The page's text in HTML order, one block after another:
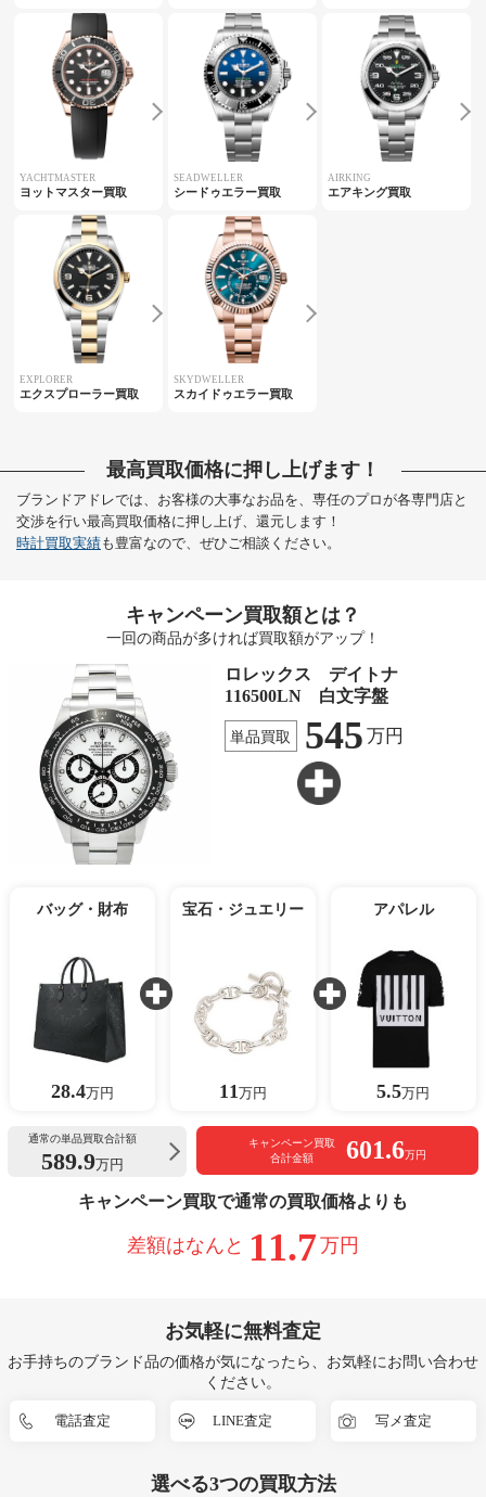
YACHTMASTER
ヨットマスター買取
SEADWELLER
シードゥエラー買取
AIRKING
エアキング買取
EXPLORER
エクスプローラー買取
SKYDWELLER
スカイドゥエラー買取
最高買取価格に押し上げます！
ブランドアドレでは、お客様の大事なお品を、専任のプロが各専門店と
交渉を行い最高買取価格に押し上げ、還元します！
時計買取実績も豊富なので、ぜひご相談ください。
キャンペーン買取額とは？
一回の商品が多ければ買取額がアップ！
ロレックス デイトナ
116500LN 白文字盤
単品買取 545 万円
バッグ・財布
28.4万円
宝石・ジュエリー
11 万円
アパレル
5.5万円
通常の単品買取合計額
589.9万円
キャンペーン買取
合計金額
601.6万円
キャンペーン買取で通常の買取価格よりも
差額はなんと 11.7万円
お気軽に無料査定
お手持ちのブランド品の価格が気になったら、お気軽にお問い合わせ
ください。
電話査定 LINE査定 写メ査定
選べる3つの買取方法